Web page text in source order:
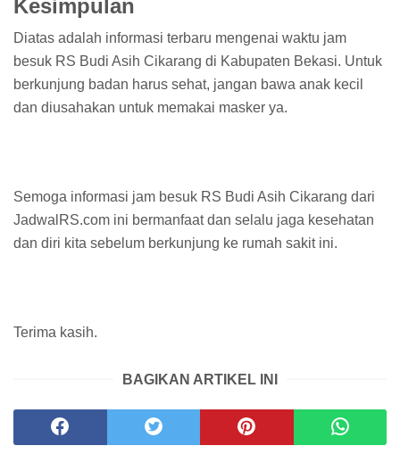
Kesimpulan
Diatas adalah informasi terbaru mengenai waktu jam
besuk RS Budi Asih Cikarang di Kabupaten Bekasi. Untuk
berkunjung badan harus sehat, jangan bawa anak kecil
dan diusahakan untuk memakai masker ya.
Semoga informasi jam besuk RS Budi Asih Cikarang dari
JadwalRS.com ini bermanfaat dan selalu jaga kesehatan
dan diri kita sebelum berkunjung ke rumah sakit ini.
Terima kasih.
BAGIKAN ARTIKEL INI